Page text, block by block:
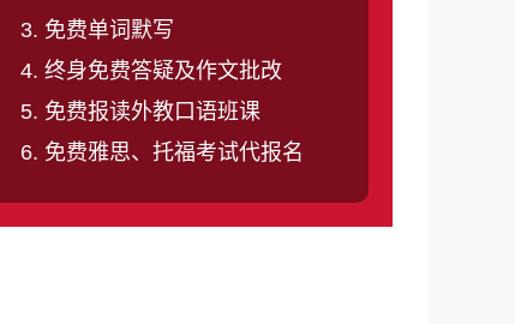
3. 免费单词默写
4. 终身免费答疑及作文批改
5. 免费报读外教口语班课
6. 免费雅思、托福考试代报名